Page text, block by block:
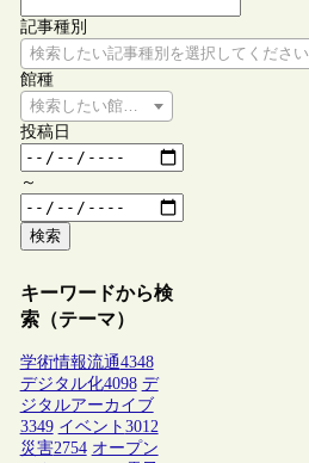
記事種別
検索したい記事種別を選択してください
館種
検索したい館種を選択してください
投稿日
～
検索
キーワードから検
索（テーマ）
学術情報流通4348
デジタル化4098 デ
ジタルアーカイブ
3349 イベント 3012
災害2754 オープン